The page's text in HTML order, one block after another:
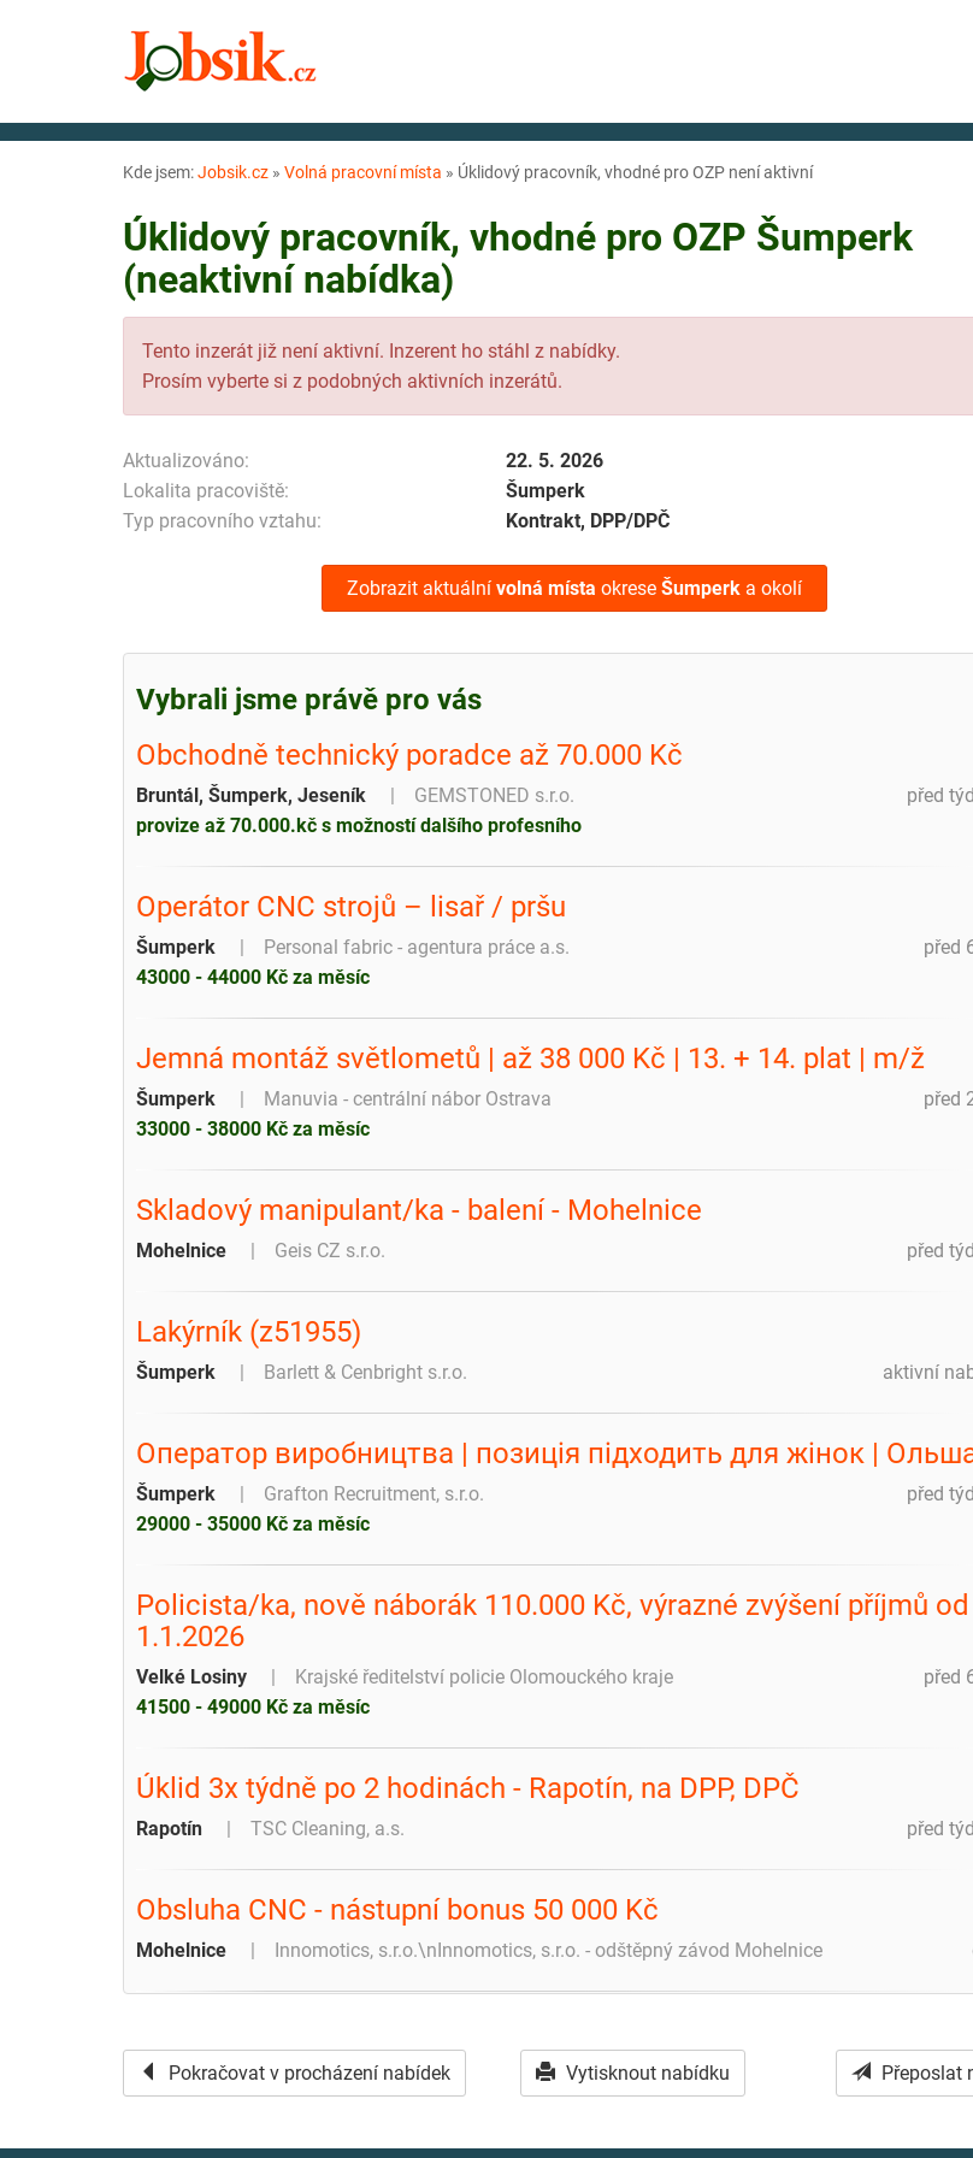
Kde jsem:Jobsik.cz » Volná pracovní místa » Úklidový pracovník, vhodné pro OZP není aktivní
Úklidový pracovník, vhodné pro OZP Šumperk
(neaktivní nabídka)
Tento inzerát již není aktivní. Inzerent ho stáhl z nabídky.
Prosím vyberte si z podobných aktivních inzerátů.
Aktualizováno:
22. 5. 2026
Lokalita pracoviště:
Šumperk
Typ pracovního vztahu:
Kontrakt, DPP/DPČ
Zobrazit aktuální volná místa okrese Šumperk a okolí
Vybrali jsme právě pro vás
Obchodně technický poradce až 70.000 Kč
před
Bruntál, Šumperk, Jeseník
GEMSTONED s.r.o.
provize až 70.000.kč s možností dalšího profesního
Operátor CNC strojů – lisař / pršu
před
Šumperk
Personal fabric - agentura práce a.s.
43000 - 44000 Kč za měsíc
Jemná montáž světlometů | až 38 000 Kč | 13. + 14. plat | m/ž
před
Šumperk
Manuvia - centrální nábor Ostrava
33000 - 38000 Kč za měsíc
Skladový manipulant/ka - balení - Mohelnice
před
Mohelnice Geis CZ s.r.o.
Lakýrník (z51955)
aktivní
Šumperk Barlett & Cenbright s.r.o.
Оператор виробництва | позиція підходить для жінок |
před
Šumperk
Grafton Recruitment, s.r.o.
29000 - 35000 Kč za měsíc
Policista/ka, nově náborák 110.000 Kč, výrazné zvýšení příjmů od
1.1.2026
před
Velké Losiny
Krajské ředitelství policie Olomouckého kraje
41500 - 49000 Kč za měsíc
Úklid 3x týdně po 2 hodinách - Rapotín, na DPP, DPČ
před
Rapotín TSC Cleaning, a.s.
Obsluha CNC - nástupní bonus 50 000 Kč
Mohelnice Innomotics, s.r.o.\nInnomotics, s.r.o. - odštěpný závod Mohelnice
Pokračovat v procházení nabídek Vytisknout nabídku Přeposlat